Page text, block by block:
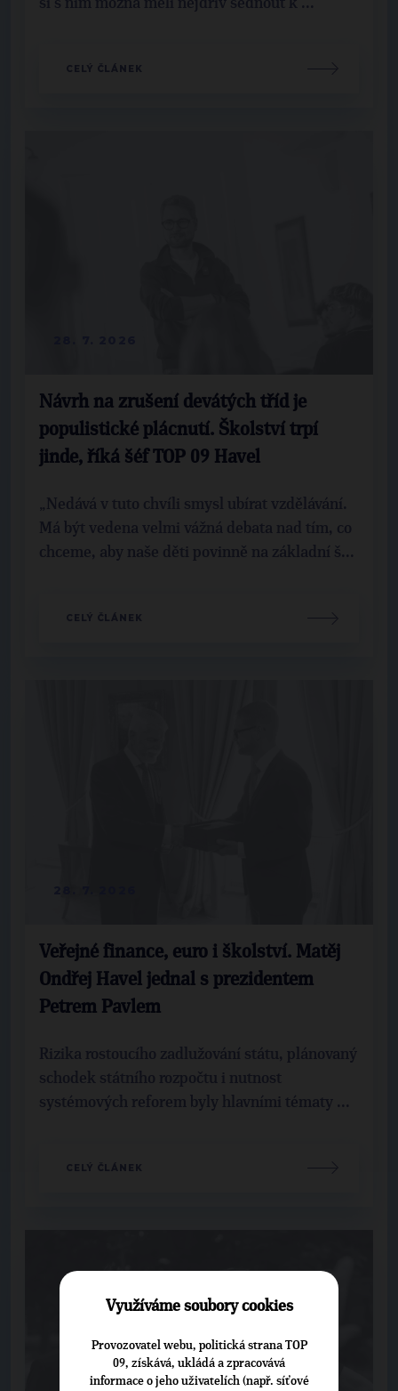
si s ním možná měli nejdřív sednout k ...
CELÝ ČLÁNEK
Návrh na zrušení devátých tříd je
populistické plácnutí. Školství trpí
jinde, říká šéf TOP 09 Havel
„Nedává v tuto chvíli smysl ubírat vzdělávání.
Má být vedena velmi vážná debata nad tím, co
chceme, aby naše děti povinně na základní š...
CELÝ ČLÁNEK
Veřejné finance, euro i školství. Matěj
Ondřej Havel jednal s prezidentem
Petrem Pavlem
Rizika rostoucího zadlužování státu, plánovaný
schodek státního rozpočtu i nutnost
systémových reforem byly hlavními tématy ...
CELÝ ČLÁNEK
Využíváme soubory cookies
Provozovatel webu, politická strana TOP
09, získává, ukládá a zpracovává
informace o jeho uživatelích (např. síťové